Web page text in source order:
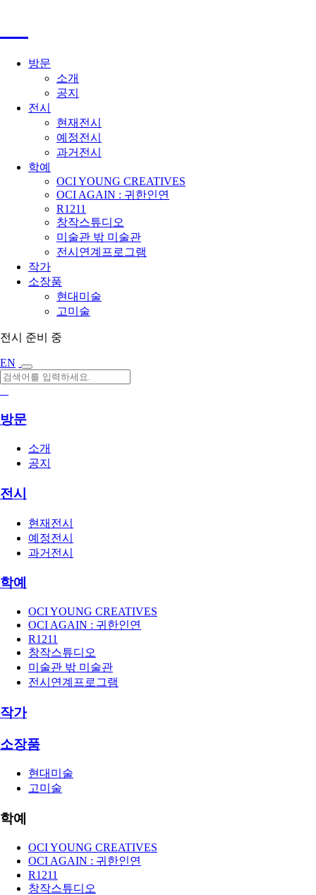
방문
소개
공지
전시
현재전시
예정전시
과거전시
학예
OCI YOUNG CREATIVES
OCI AGAIN : 귀한인연
R1211
창작스튜디오
미술관 밖 미술관
전시연계프로그램
작가
소장품
현대미술
고미술
전시 준비 중
EN
방문
소개
공지
전시
현재전시
예정전시
과거전시
학예
OCI YOUNG CREATIVES
OCI AGAIN : 귀한인연
R1211
창작스튜디오
미술관 밖 미술관
전시연계프로그램
작가
소장품
현대미술
고미술
학예
OCI YOUNG CREATIVES
OCI AGAIN : 귀한인연
R1211
창작스튜디오